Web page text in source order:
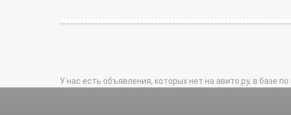
У нас есть объявления, которых нет на авито.ру, в базе